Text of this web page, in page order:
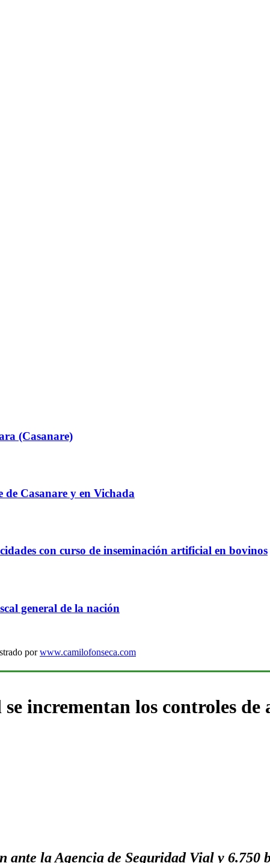
(Casanare)
Casanare y en Vichada
con curso de inseminación artificial en bovinos
general de la nación
porwww.camilofonseca.com
incrementan los controles
ante la Agencia de Seguridad Vial y 6.750